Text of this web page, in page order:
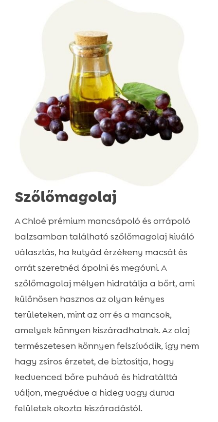
Szőlőmagolaj
A Chloé prémium mancsápoló és orrápoló
balzsamban található szőlőmagolaj kiváló
választás, ha kutyád érzékeny macsát és
orrát szeretnéd ápolni és megóvni. A
szőlőmagolaj mélyen hidratálja a bőrt, ami
különösen hasznos az olyan kényes
területeken, mint az orr és a mancsok,
amelyek könnyen kiszáradhatnak. Az olaj
természetesen könnyen felszívódik, így nem
hagy zsíros érzetet, de biztosítja, hogy
kedvenced bőre puhává és hidratálttá
váljon, megvédve a hideg vagy durva
felületek okozta kiszáradástól.